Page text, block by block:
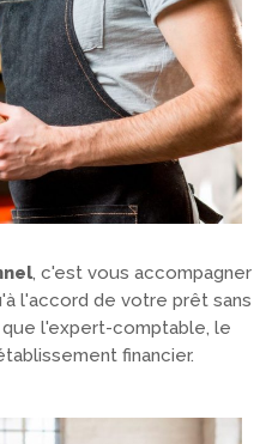
, c'est vous accompagner
l'accord de votre prêt sans
l'expert-comptable, le
financier.